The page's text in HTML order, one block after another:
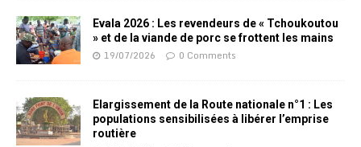
Evala 2026 : Les revendeurs de « Tchoukoutou
» et de la viande de porc se frottent les mains
19/07/2026 0 Comments
Elargissement de la Route nationale n°1 : Les
populations sensibilisées à libérer l’emprise
routière